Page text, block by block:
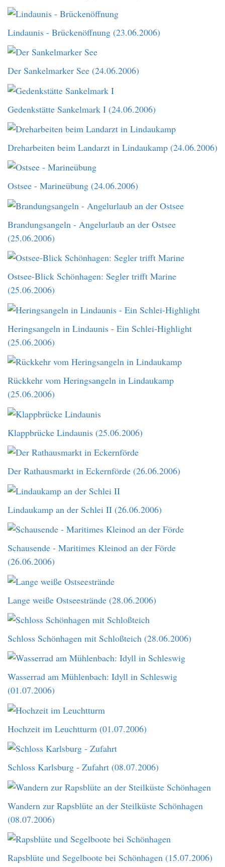
Lindaunis - Brückenöffnung (23.06.2006)
Der Sankelmarker See (24.06.2006)
Gedenkstätte Sankelmark I (24.06.2006)
Dreharbeiten beim Landarzt in Lindaukamp (24.06.2006)
Ostsee - Marineübung (24.06.2006)
Brandungsangeln - Angelurlaub an der Ostsee
(25.06.2006)
Ostsee-Blick Schönhagen: Segler trifft Marine
(25.06.2006)
Heringsangeln in Lindaunis - Ein Schlei-Highlight
(25.06.2006)
Rückkehr vom Heringsangeln in Lindaukamp
(25.06.2006)
Klappbrücke Lindaunis (25.06.2006)
Der Rathausmarkt in Eckernförde (26.06.2006)
Lindaukamp an der Schlei II (26.06.2006)
Schausende - Maritimes Kleinod an der Förde
(26.06.2006)
Lange weiße Ostseestrände (28.06.2006)
Schloss Schönhagen mit Schloßteich (28.06.2006)
Wasserrad am Mühlenbach: Idyll in Schleswig
(01.07.2006)
Hochzeit im Leuchtturm (01.07.2006)
Schloss Karlsburg - Zufahrt (08.07.2006)
Wandern zur Rapsblüte an der Steilküste Schönhagen
(08.07.2006)
Rapsblüte und Segelboote bei Schönhagen (15.07.2006)